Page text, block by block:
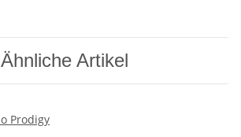
Ähnliche Artikel